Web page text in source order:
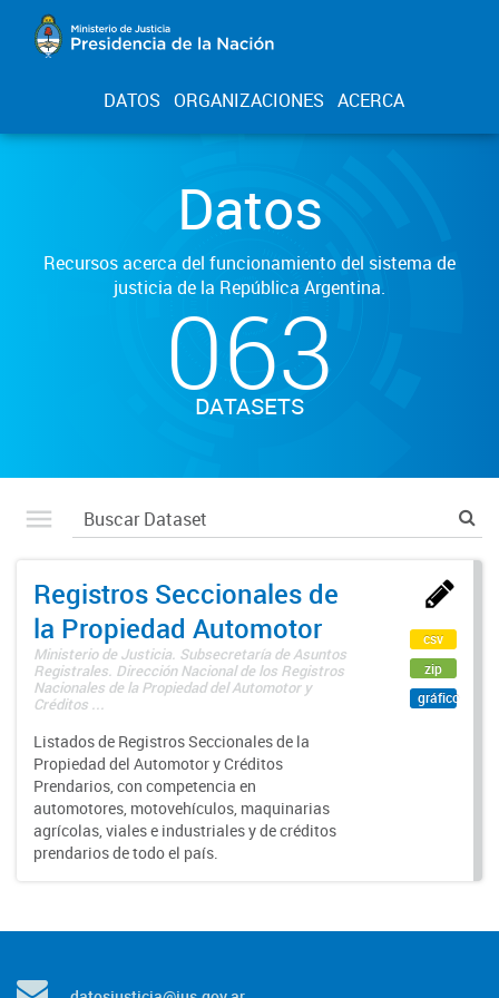
DATOS ORGANIZACIONES ACERCA
Datos
Recursos acerca del funcionamiento del sistema de
justicia de la República Argentina.
063
DATASETS
Registros Seccionales de
la Propiedad Automotor
Ministerio de Justicia. Subsecretaría de Asuntos
Registrales. Dirección Nacional de los Registros
Nacionales de la Propiedad del Automotor y
Créditos ...
Listados de Registros Seccionales de la
Propiedad del Automotor y Créditos
Prendarios, con competencia en
automotores, motovehículos, maquinarias
agrícolas, viales e industriales y de créditos
prendarios de todo el país.
csv
zip
gráfico